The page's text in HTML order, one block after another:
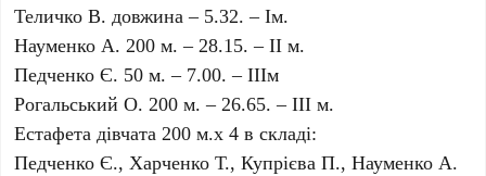
Теличко В. довжина – 5.32. – Ім.
Науменко А. 200 м. – 28.15. – ІІ м.
Педченко Є. 50 м. – 7.00. – ІІІм
Рогальський О. 200 м. – 26.65. – ІІІ м.
Естафета дівчата 200 м.х 4 в складі:
Педченко Є., Харченко Т., Купрієва П., Науменко А.